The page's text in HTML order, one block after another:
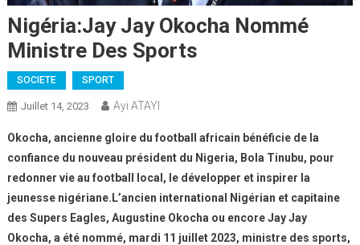
Nigéria:Jay Jay Okocha Nommé
Ministre Des Sports
SOCIETE SPORT
Juillet 14, 2023 Ayi ATAYI
Okocha, ancienne gloire du football africain bénéficie de la
confiance du nouveau président du Nigeria, Bola Tinubu, pour
redonner vie au football local, le développer et inspirer la
jeunesse nigériane.L’ancien international Nigérian et capitaine
des Supers Eagles, Augustine Okocha ou encore Jay Jay
Okocha, a été nommé, mardi 11 juillet 2023, ministre des sports,